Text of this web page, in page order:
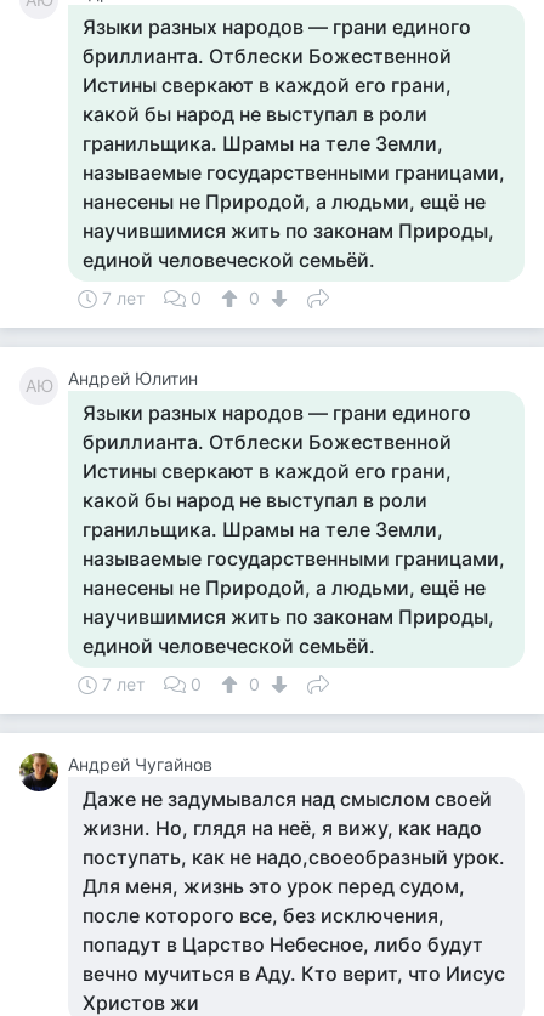
Языки разных народов — грани единого
бриллианта. Отблески Божественной
Истины сверкают в каждой его грани,
какой бы народ не выступал в роли
гранильщика. Шрамы на теле Земли,
называемые государственными границами,
нанесены не Природой, а людьми, ещё не
научившимися жить по законам Природы,
единой человеческой семьёй.
7 лет 0 0
АЮ Андрей Юлитин
Языки разных народов — грани единого
бриллианта. Отблески Божественной
Истины сверкают в каждой его грани,
какой бы народ не выступал в роли
гранильщика. Шрамы на теле Земли,
называемые государственными границами,
нанесены не Природой, а людьми, ещё не
научившимися жить по законам Природы,
единой человеческой семьёй.
7 лет 0 0
Андрей Чугайнов
Даже не задумывался над смыслом своей
жизни. Но, глядя на неё, я вижу, как надо
поступать, как не надо,своеобразный урок.
Для меня, жизнь это урок перед судом,
после которого все, без исключения,
попадут в Царство Небесное, либо будут
вечно мучиться в Аду. Кто верит, что Иисус
Христов жи